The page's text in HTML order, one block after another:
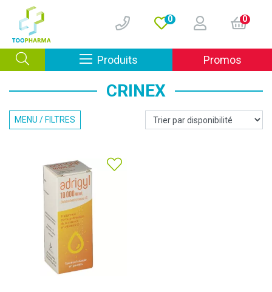
0 0
Produits Afficher la navigation
Promos
CRINEX
MENU / FILTRES